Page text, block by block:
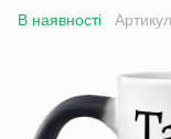
В наявності